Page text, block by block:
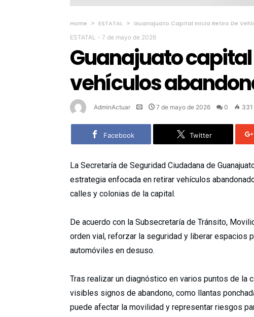
Home ESTATAL Guanajuato Capital Inicia Retiro De
ESTATAL - 7 de mayo de 2026
Guanajuato
vehículos
AdminActuar 7 de mayo de 2026 0 331
Facebook Twitter
La Secretaría de Seguridad Ciudadana de
estrategia enfocada en retirar vehículos
calles y colonias de la capital.
De acuerdo con la Subsecretaría de Tránsito,
orden vial, reforzar la seguridad y liberar espacios
automóviles en desuso.
Tras realizar un diagnóstico en varios puntos de la
visibles signos de abandono, como llantas
puede afectar la movilidad y representar riesgos